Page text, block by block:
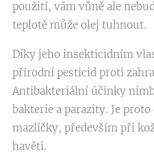
použití, vám vůně ale
teplotě může olej tuhnout.
Díky jeho insekticidním
přírodní pesticid proti
Antibakteriální účinky
bakterie a parazity. Je
mazlíčky, především při
havěti.